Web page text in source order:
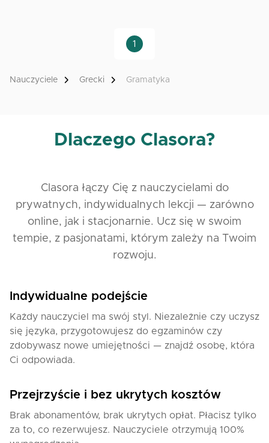
1
Nauczyciele Grecki Gramatyka
Dlaczego Clasora?
Clasora łączy Cię z nauczycielami do
prywatnych, indywidualnych lekcji — zarówno
online, jak i stacjonarnie. Ucz się w swoim
tempie, z pasjonatami, którym zależy na Twoim
rozwoju.
Indywidualne podejście
Każdy nauczyciel ma swój styl. Niezależnie czy uczysz
się języka, przygotowujesz do egzaminów czy
zdobywasz nowe umiejętności — znajdź osobę, która
Ci odpowiada.
Przejrzyście i bez ukrytych kosztów
Brak abonamentów, brak ukrytych opłat. Płacisz tylko
za to, co rezerwujesz. Nauczyciele otrzymują 100%